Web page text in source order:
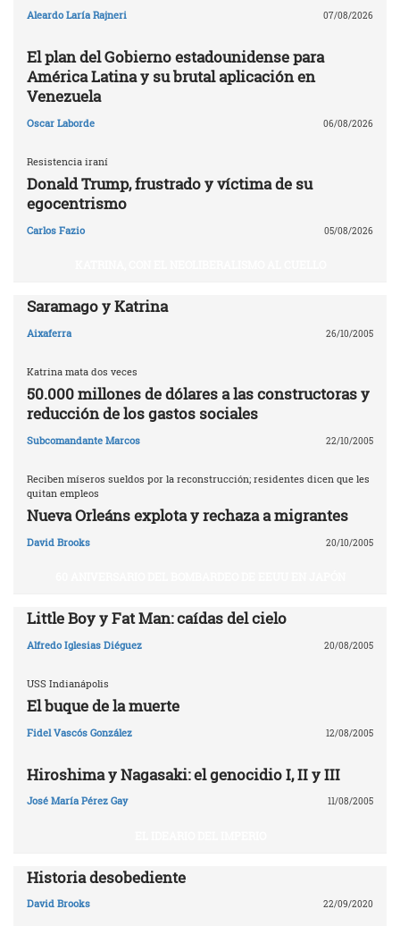
Aleardo Laría Rajneri 07/08/2026
El plan del Gobierno estadounidense para
América Latina y su brutal aplicación en
Venezuela
Oscar Laborde 06/08/2026
Resistencia iraní
Donald Trump, frustrado y víctima de su
egocentrismo
Carlos Fazio 05/08/2026
Saramago y Katrina
Aixaferra 26/10/2005
Katrina mata dos veces
50.000 millones de dólares a las constructoras y
reducción de los gastos sociales
Subcomandante Marcos 22/10/2005
Reciben míseros sueldos por la reconstrucción; residentes dicen que les
quitan empleos
Nueva Orleáns explota y rechaza a migrantes
David Brooks 20/10/2005
Little Boy y Fat Man: caídas del cielo
Alfredo Iglesias Diéguez 20/08/2005
USS Indianápolis
El buque de la muerte
Fidel Vascós González 12/08/2005
Hiroshima y Nagasaki: el genocidio I, II y III
José María Pérez Gay 11/08/2005
Historia desobediente
David Brooks 22/09/2020